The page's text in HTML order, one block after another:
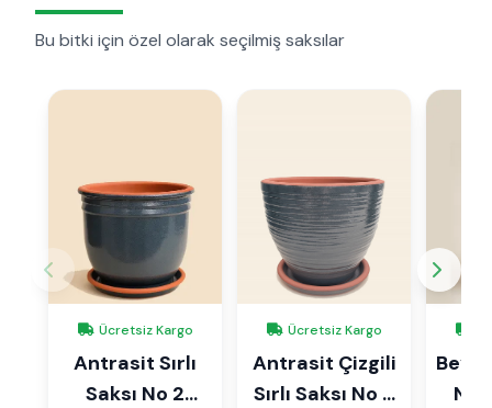
Bu bitki için özel olarak seçilmiş saksılar
Ücretsiz Kargo
Antrasit Sırlı
Saksı No 2
Ücretsiz Kargo
Antrasit Çizgili
Sırlı Saksı No 2
No